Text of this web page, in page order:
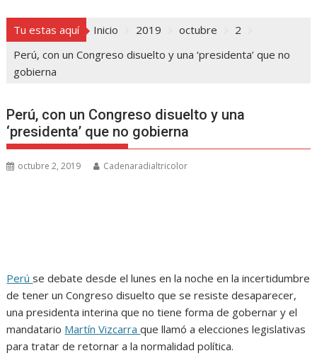
Tu estas aquí Inicio 2019 octubre
2
Perú, con un Congreso disuelto y una ‘presidenta’ que no
gobierna
Perú, con un Congreso disuelto y una
‘presidenta’ que no gobierna
octubre 2, 2019 Cadenaradialtricolor
Perúse debate desde el lunes en la noche en la incertidumbre
de tener un Congreso disuelto que se resiste desaparecer,
una presidenta interina que no tiene forma de gobernar y el
mandatario Martín Vizcarraque llamó a elecciones legislativas
para tratar de retornar a la normalidad política.